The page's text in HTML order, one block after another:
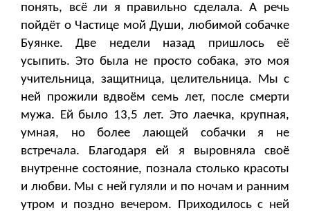
понять, всё ли я правильно сделала. А речь
пойдёт о Частице мой Души, любимой собачке
Буянке. Две недели назад пришлось её
усыпить. Это была не просто собака, это моя
учительница, защитница, целительница. Мы с
ней прожили вдвоём семь лет, после смерти
мужа. Ей было 13,5 лет. Это лаечка, крупная,
умная, но более лающей собачки я не
встречала. Благодаря ей я выровняла своё
внутренне состояние, познала столько красоты
и любви. Мы с ней гуляли и по ночам и ранним
утром и поздно вечером. Приходилось с ней